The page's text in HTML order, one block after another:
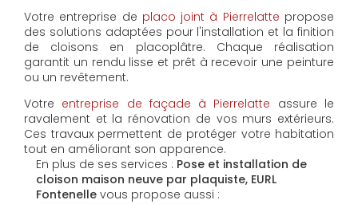
Votre entreprise de placo joint à Pierrelatte propose
des solutions adaptées pour l'installation et la finition
de cloisons en placoplâtre. Chaque réalisation
garantit un rendu lisse et prêt à recevoir une peinture
ou un revêtement.
Votre entreprise de façade à Pierrelatte assure le
ravalement et la rénovation de vos murs extérieurs.
Ces travaux permettent de protéger votre habitation
tout en améliorant son apparence.
En plus de ses services : Pose et installation de
cloison maison neuve par plaquiste, EURL
Fontenelle vous propose aussi :